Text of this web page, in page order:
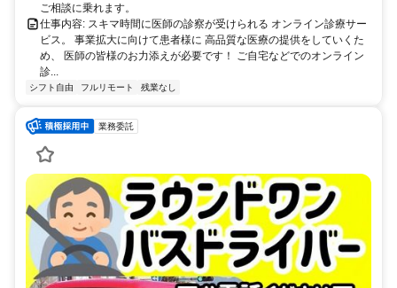
ご相談に乗れます。
仕事内容: スキマ時間に医師の診察が受けられる オンライン診療サー
ビス。 事業拡大に向けて患者様に 高品質な医療の提供をしていくた
め、 医師の皆様のお力添えが必要です！ ご自宅などでのオンライン
診...
シフト自由 フルリモート 残業なし
業務委託